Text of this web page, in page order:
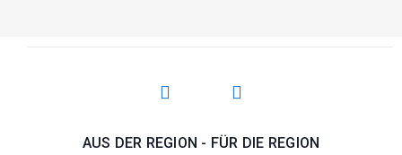
AUS DER REGION - FÜR DIE REGION